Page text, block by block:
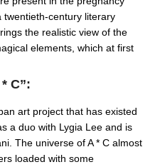
twentieth-century literary
the realistic view of the
elements, which at first
C”:
art project that has existed
a duo with Lygia Lee and is
The universe of A * C almost
loaded with some